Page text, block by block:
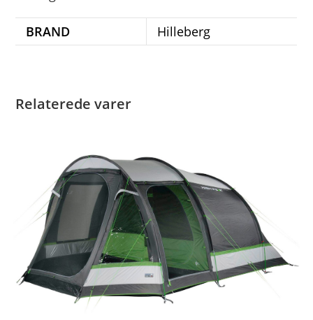
BRAND Hilleberg
Relaterede varer